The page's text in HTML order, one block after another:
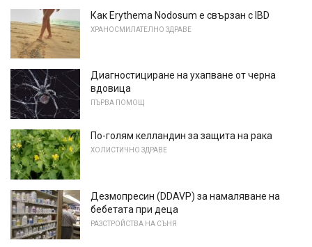
Как Erythema Nodosum е свързан с IBD
ХРАНОСМИЛАТЕЛНО ЗДРАВЕ
Диагностициране на ухапване от черна
вдовица
ПЪРВА ПОМОЩ
По-голям келландин за защита на рака
ХОЛИСТИЧНО ЗДРАВЕ
Дезмопресин (DDAVP) за намаляване на
бебетата при деца
РАЗСТРОЙСТВА НА СЪНЯ